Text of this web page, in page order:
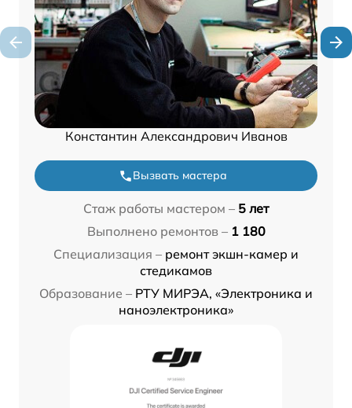
Константин Александрович Иванов
Вызвать мастера
Стаж работы мастером – 5 лет
Выполнено ремонтов – 1 180
Специализация – ремонт экшн-камер и
стедикамов
Образование – РТУ МИРЭА, «Электроника и
наноэлектроника»